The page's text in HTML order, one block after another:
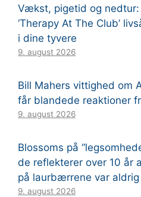
Vækst, pigetid og nedtur:
‘Therapy At The Club’
i dine tyvere
9. august 2026
Bill Mahers vittighed om
får blandede reaktioner
9. august 2026
Blossoms på
de reflekterer over 10 år
på laurbærrene var aldrig
9. august 2026